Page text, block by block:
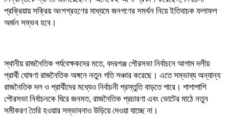
প্রক্রিয়ায় সক্রিয় অংশগ্রহণের মাধ্যমে জনগণের সমর্থন নিয়ে ইতিবাচক ফলাফল
অর্জন সম্ভব হবে।
স্থানীয় রাজনৈতিক পর্যবেক্ষকদের মতে, বদরগঞ্জ পৌরসভা নির্বাচনে আগাম দলীয়
প্রার্থী ঘোষণা রাজনৈতিক অঙ্গনে নতুন গতি সঞ্চার করেছে। এতে সম্ভাব্য অন্যান্য
রাজনৈতিক দল ও প্রার্থীদের মধ্যেও নির্বাচনী প্রস্তুতি বাড়তে পারে। পাশাপাশি
পৌরসভা নির্বাচনকে ঘিরে জনমত, রাজনৈতিক প্রচারণা এবং ভোটের মাঠে নতুন
সমীকরণ তৈরি হওয়ার সম্ভাবনাও উড়িয়ে দেওয়া যাচ্ছে না।